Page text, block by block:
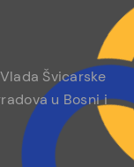
Švicarske
u Bosni i